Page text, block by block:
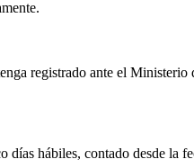
registrado ante el Ministerio
días hábiles, contado desde la